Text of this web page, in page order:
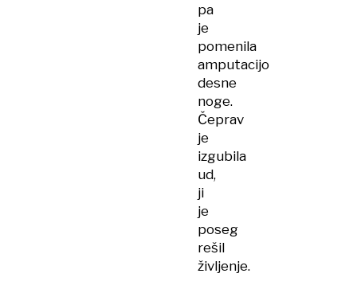
pa
je
pomenila
amputacijo
desne
noge.
Čeprav
je
izgubila
ud,
ji
je
poseg
rešil
življenje.